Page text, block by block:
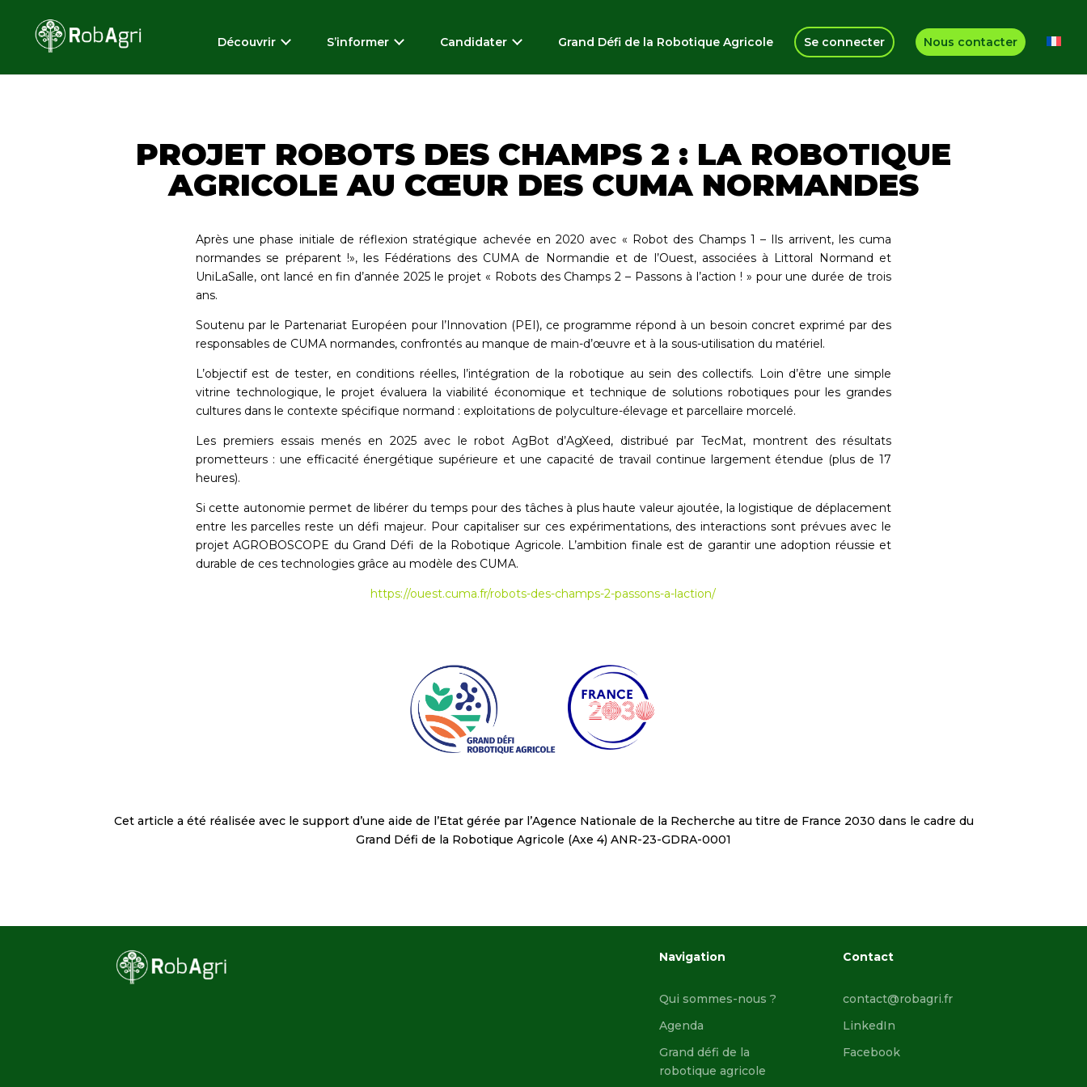
Découvrir S’informer Candidater Grand Défi de la Robotique Agricole Se connecter Nous contacter
PROJET ROBOTS DES CHAMPS 2 : LA ROBOTIQUE
AGRICOLE AU CŒUR DES CUMA NORMANDES
Après une phase initiale de réflexion stratégique achevée en 2020 avec « Robot des Champs 1 – Ils arrivent, les cuma
normandes se préparent !», les Fédérations des CUMA de Normandie et de l’Ouest, associées à Littoral Normand et
UniLaSalle, ont lancé en fin d’année 2025 le projet « Robots des Champs 2 – Passons à l’action ! » pour une durée de trois
ans.
Soutenu par le Partenariat Européen pour l’Innovation (PEI), ce programme répond à un besoin concret exprimé par des
responsables de CUMA normandes, confrontés au manque de main-d’œuvre et à la sous-utilisation du matériel.
L’objectif est de tester, en conditions réelles, l’intégration de la robotique au sein des collectifs. Loin d’être une simple
vitrine technologique, le projet évaluera la viabilité économique et technique de solutions robotiques pour les grandes
cultures dans le contexte spécifique normand : exploitations de polyculture-élevage et parcellaire morcelé.
Les premiers essais menés en 2025 avec le robot AgBot d’AgXeed, distribué par TecMat, montrent des résultats
prometteurs : une efficacité énergétique supérieure et une capacité de travail continue largement étendue (plus de 17
heures).
Si cette autonomie permet de libérer du temps pour des tâches à plus haute valeur ajoutée, la logistique de déplacement
entre les parcelles reste un défi majeur. Pour capitaliser sur ces expérimentations, des interactions sont prévues avec le
projet AGROBOSCOPE du Grand Défi de la Robotique Agricole. L’ambition finale est de garantir une adoption réussie et
durable de ces technologies grâce au modèle des CUMA.
https://ouest.cuma.fr/robots-des-champs-2-passons-a-laction/
Cet article a été réalisée avec le support d’une aide de l’Etat gérée par l’Agence Nationale de la Recherche au titre de France 2030 dans le cadre du
Grand Défi de la Robotique Agricole (Axe 4) ANR-23-GDRA-0001
Navigation
Qui sommes-nous ?
Agenda
Grand défi de la
robotique agricole
Contact
contact@robagri.fr
LinkedIn
Facebook